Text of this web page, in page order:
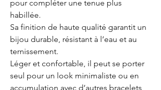
pour compléter une tenue plus
habillée.
Sa finition de haute qualité garantit un
bijou durable, résistant à l’eau et au
ternissement.
Léger et confortable, il peut se porter
seul pour un look minimaliste ou en
accumulation avec d’autres bracelets